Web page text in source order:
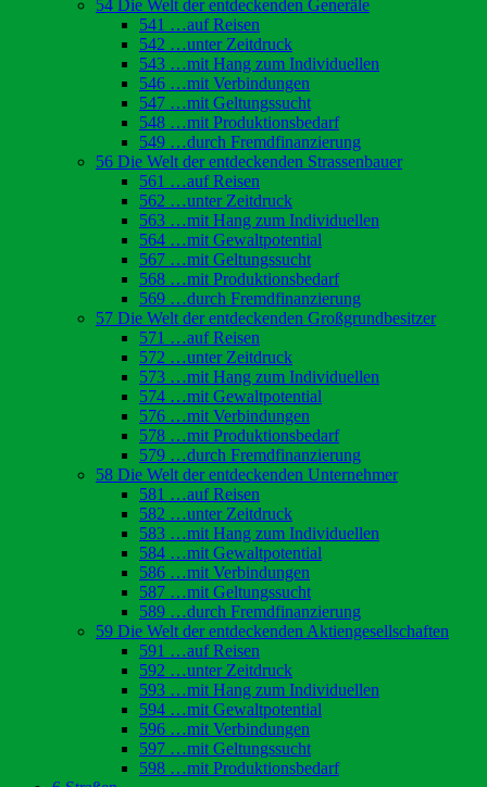
54 Die Welt der entdeckenden Generäle
541 …auf Reisen
542 …unter Zeitdruck
543 …mit Hang zum Individuellen
546 …mit Verbindungen
547 …mit Geltungssucht
548 …mit Produktionsbedarf
549 …durch Fremdfinanzierung
56 Die Welt der entdeckenden Strassenbauer
561 …auf Reisen
562 …unter Zeitdruck
563 …mit Hang zum Individuellen
564 …mit Gewaltpotential
567 …mit Geltungssucht
568 …mit Produktionsbedarf
569 …durch Fremdfinanzierung
57 Die Welt der entdeckenden Großgrundbesitzer
571 …auf Reisen
572 …unter Zeitdruck
573 …mit Hang zum Individuellen
574 …mit Gewaltpotential
576 …mit Verbindungen
578 …mit Produktionsbedarf
579 …durch Fremdfinanzierung
58 Die Welt der entdeckenden Unternehmer
581 …auf Reisen
582 …unter Zeitdruck
583 …mit Hang zum Individuellen
584 …mit Gewaltpotential
586 …mit Verbindungen
587 …mit Geltungssucht
589 …durch Fremdfinanzierung
59 Die Welt der entdeckenden Aktiengesellschaften
591 …auf Reisen
592 …unter Zeitdruck
593 …mit Hang zum Individuellen
594 …mit Gewaltpotential
596 …mit Verbindungen
597 …mit Geltungssucht
598 …mit Produktionsbedarf